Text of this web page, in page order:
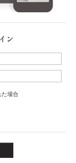
た場合